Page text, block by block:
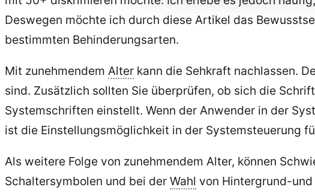
Deswegen möchte ich durch diese Artikel das
bestimmten Behinderungsarten.
Mit zunehmendem Alter kann die Sehkraft nachlassen.
sind. Zusätzlich sollten Sie überprüfen, ob sich die
Systemschriften einstellt. Wenn der Anwender in der
ist die Einstellungsmöglichkeit in der Systemsteuerung
Als weitere Folge von zunehmendem Alter, können
Schaltersymbolen und bei der Wahl von Hintergrund-